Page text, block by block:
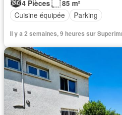
4 Pièces
85 m²
Cuisine équipée
Parking
Il y a 2 semaines, 9 heures sur